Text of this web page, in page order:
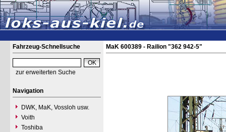
Fahrzeug-Schnellsuche
zur erweiterten Suche
Navigation
DWK, MaK, Vossloh usw.
Voith
Toshiba
MaK 600389 - Railion "362 942-5"